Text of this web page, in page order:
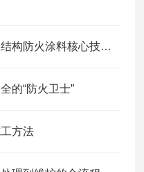
钢铁骨骼的生命防线：室内钢结构防火涂料核心技术解析
的“防火卫士”
方法